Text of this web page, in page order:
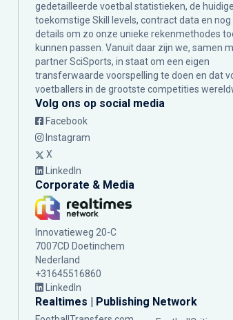
gedetailleerde voetbal statistieken, de
toekomstige Skill levels, contract data en
details om zo onze unieke rekenmethodes
kunnen passen. Vanuit daar zijn we, samen
partner SciSports, in staat om een eigen
transferwaarde voorspelling te doen en dat
voetballers in de grootste competities
Volg ons op social media
Facebook
Instagram
X
LinkedIn
Corporate & Media
Innovatieweg 20-C
7007CD Doetinchem
Nederland
+31645516860
LinkedIn
Realtimes | Publishing Network